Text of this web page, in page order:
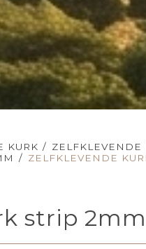
KURK / ZELFKLEVENDE
/ ZELFKLEVENDE
strip